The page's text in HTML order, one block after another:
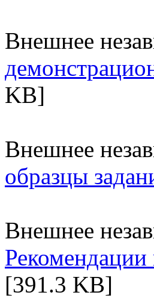
Внешнее
KB]
Внешнее
образцы
Внешнее
Рекомендации
[391.3 KB]